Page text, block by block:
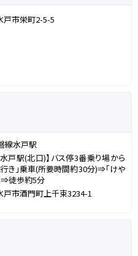
戸市栄町2-5-5
線水戸駅
水戸駅(北口)】バス停3番乗り場から
行き」乗車(所要時間約30分)⇒「けや
⇒徒歩約5分
戸市酒門町上千束3234-1